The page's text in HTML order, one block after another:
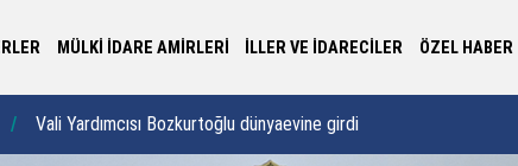
MÜLKİ İDARE AMİRLERİ İLLER VE İDARECİLER ÖZEL HABER
Kaymakam Şıktaş, çocuklara milli ve manevi
değerleri hatırlattı